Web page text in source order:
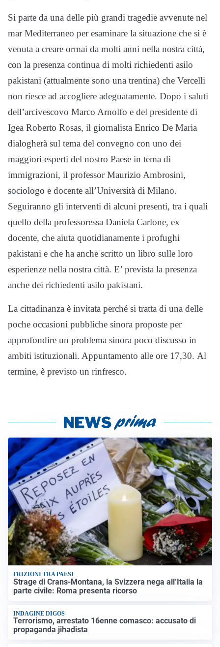
Si parte da una delle più grandi tragedie avvenute nel
mar Mediterraneo per esaminare la situazione che si è
venuta a creare ormai da molti anni nella nostra città,
con la presenza continua di molti richiedenti asilo
pakistani (attualmente sono una trentina) che Vercelli
non riesce ad accogliere adeguatamente. Dopo i saluti
dell’arcivescovo Marco Arnolfo e del presidente di
Igea Roberto Rosas, il giornalista Enrico De Maria
dialogherà sul tema del convegno con uno dei
maggiori esperti del nostro Paese in tema di
immigrazioni, il professor Maurizio Ambrosini,
sociologo e docente all’Università di Milano.
Seguiranno gli interventi di alcuni presenti, tra i quali
quello della professoressa Daniela Carlone, ex
docente, che aiuta quotidianamente i profughi
pakistani e che ha anche scritto un libro sulle loro
esperienze nella nostra città. E’ prevista la presenza
anche dei richiedenti asilo pakistani.
La cittadinanza è invitata perché si tratta di una delle
poche occasioni pubbliche sinora proposte per
approfondire un problema sinora poco discusso in
ambiti istituzionali. Appuntamento alle ore 17,30. Al
termine, è previsto un rinfresco.
FRIZIONI TRA PAESI
Strage di Crans-Montana, la Svizzera nega all’Italia la
parte civile: Roma presenta ricorso
INDAGINE DIGOS
Terrorismo, arrestato 16enne comasco: accusato di
propaganda jihadista